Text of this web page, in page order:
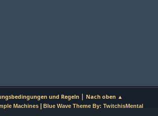
und Regeln| Nach oben ▲
Machines| Blue Wave Theme By: TwitchisMental